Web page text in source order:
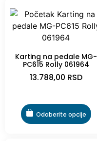
Karting na pedale MG-
PC615 Rolly 061964
13.788,00 RSD
Odaberite opcije